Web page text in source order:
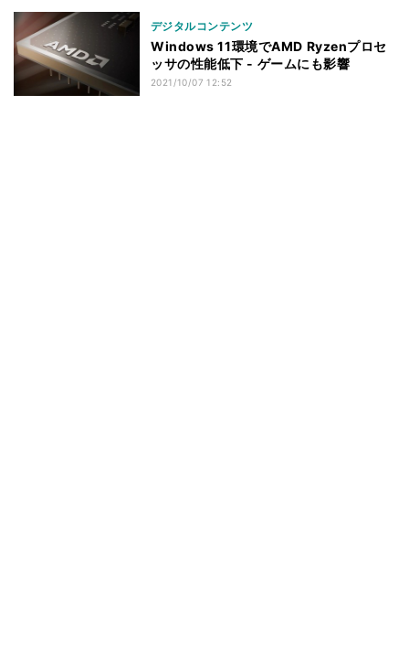
デジタルコンテンツ
Windows 11環境でAMD Ryzenプロセ
ッサの性能低下 - ゲームにも影響
2021/10/07 12:52